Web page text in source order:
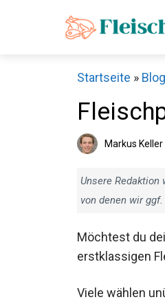
Startseite » Blog
Markus Keller
Unsere Redaktion
von denen wir
Möchtest du
erstklassigen
Viele wählen